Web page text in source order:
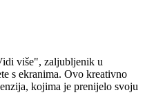
više", zaljubljenik u
s ekranima. Ovo kreativno
kojima je prenijelo svoju